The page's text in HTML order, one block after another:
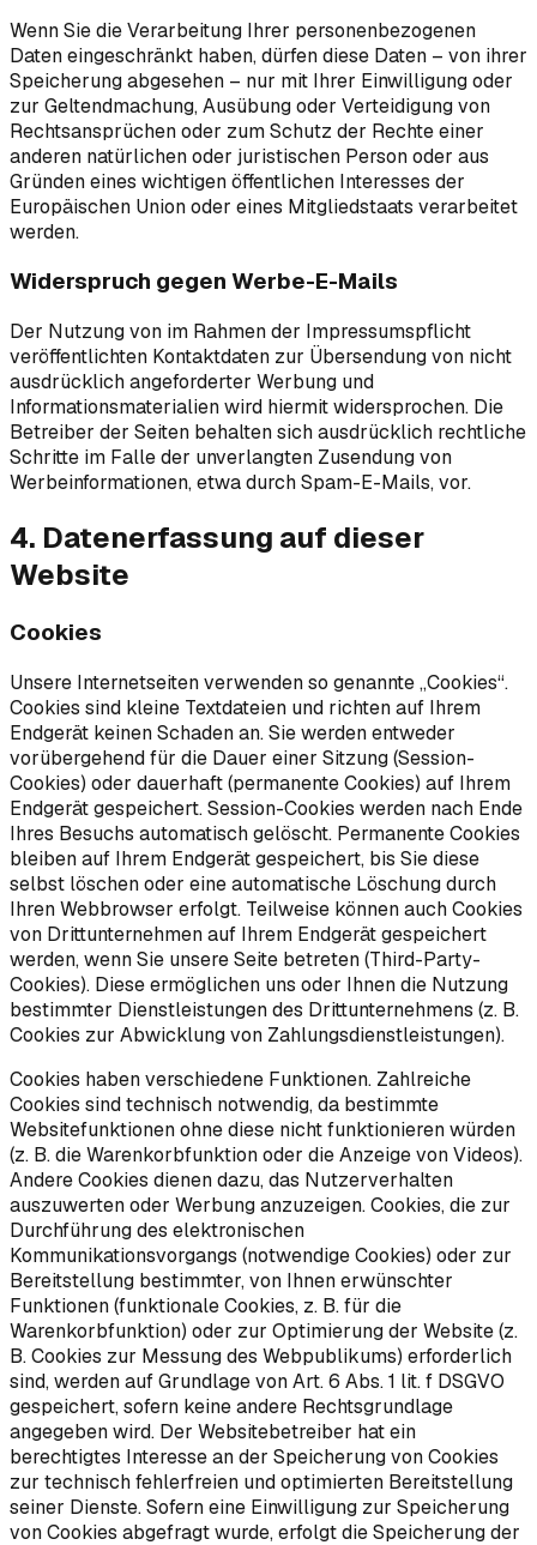
Wenn Sie die Verarbeitung Ihrer personenbezogenen
Daten eingeschränkt haben, dürfen diese Daten – von ihrer
Speicherung abgesehen – nur mit Ihrer Einwilligung oder
zur Geltendmachung, Ausübung oder Verteidigung von
Rechtsansprüchen oder zum Schutz der Rechte einer
anderen natürlichen oder juristischen Person oder aus
Gründen eines wichtigen öffentlichen Interesses der
Europäischen Union oder eines Mitgliedstaats verarbeitet
werden.
Widerspruch gegen Werbe-E-Mails
Der Nutzung von im Rahmen der Impressumspflicht
veröffentlichten Kontaktdaten zur Übersendung von nicht
ausdrücklich angeforderter Werbung und
Informationsmaterialien wird hiermit widersprochen. Die
Betreiber der Seiten behalten sich ausdrücklich rechtliche
Schritte im Falle der unverlangten Zusendung von
Werbeinformationen, etwa durch Spam-E-Mails, vor.
4. Datenerfassung auf dieser
Website
Cookies
Unsere Internetseiten verwenden so genannte „Cookies“.
Cookies sind kleine Textdateien und richten auf Ihrem
Endgerät keinen Schaden an. Sie werden entweder
vorübergehend für die Dauer einer Sitzung (Session-
Cookies) oder dauerhaft (permanente Cookies) auf Ihrem
Endgerät gespeichert. Session-Cookies werden nach Ende
Ihres Besuchs automatisch gelöscht. Permanente Cookies
bleiben auf Ihrem Endgerät gespeichert, bis Sie diese
selbst löschen oder eine automatische Löschung durch
Ihren Webbrowser erfolgt. Teilweise können auch Cookies
von Drittunternehmen auf Ihrem Endgerät gespeichert
werden, wenn Sie unsere Seite betreten (Third-Party-
Cookies). Diese ermöglichen uns oder Ihnen die Nutzung
bestimmter Dienstleistungen des Drittunternehmens (z. B.
Cookies zur Abwicklung von Zahlungsdienstleistungen).
Cookies haben verschiedene Funktionen. Zahlreiche
Cookies sind technisch notwendig, da bestimmte
Websitefunktionen ohne diese nicht funktionieren würden
(z. B. die Warenkorbfunktion oder die Anzeige von Videos).
Andere Cookies dienen dazu, das Nutzerverhalten
auszuwerten oder Werbung anzuzeigen. Cookies, die zur
Durchführung des elektronischen
Kommunikationsvorgangs (notwendige Cookies) oder zur
Bereitstellung bestimmter, von Ihnen erwünschter
Funktionen (funktionale Cookies, z. B. für die
Warenkorbfunktion) oder zur Optimierung der Website (z.
B. Cookies zur Messung des Webpublikums) erforderlich
sind, werden auf Grundlage von Art. 6 Abs. 1 lit. f DSGVO
gespeichert, sofern keine andere Rechtsgrundlage
angegeben wird. Der Websitebetreiber hat ein
berechtigtes Interesse an der Speicherung von Cookies
zur technisch fehlerfreien und optimierten Bereitstellung
seiner Dienste. Sofern eine Einwilligung zur Speicherung
von Cookies abgefragt wurde, erfolgt die Speicherung der